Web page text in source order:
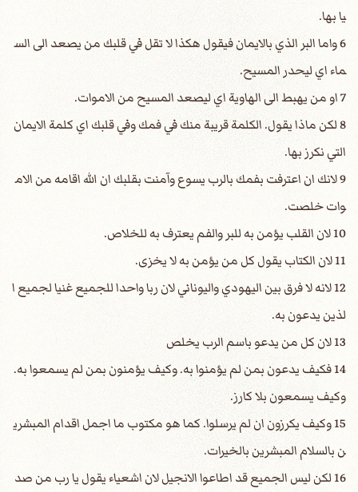
يا بها.
6 واما البر الذي بالايمان فيقول هكذا لا تقل في قلبك من يصعد الى الس
ماء اي ليحدر المسيح.
7 او من يهبط الى الهاوية اي ليصعد المسيح من الاموات.
8 لكن ماذا يقول. الكلمة قريبة منك في فمك وفي قلبك اي كلمة الايمان
التي نكرز بها.
9 لانك ان اعترفت بفمك بالرب يسوع وآمنت بقلبك ان الله اقامه من الام
وات خلصت.
10 لان القلب يؤمن به للبر والفم يعترف به للخلاص.
11 لان الكتاب يقول كل من يؤمن به لا يخزى.
12 لانه لا فرق بين اليهودي واليوناني لان ربا واحدا للجميع غنيا لجميع ا
لذين يدعون به.
13 لان كل من يدعو باسم الرب يخلص
14 فكيف يدعون بمن لم يؤمنوا به. وكيف يؤمنون بمن لم يسمعوا به.
وكيف يسمعون بلا كارز.
15 وكيف يكرزون ان لم يرسلوا. كما هو مكتوب ما اجمل اقدام المبشري
ن بالسلام المبشرين بالخيرات.
16 لكن ليس الجميع قد اطاعوا الانجيل لان اشعياء يقول يا رب من صد